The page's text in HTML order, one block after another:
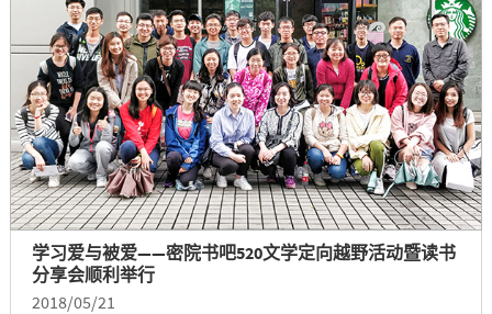
学习爱与被爱——密院书吧520文学定向越野活动暨读书
分享会顺利举行
2018/05/21